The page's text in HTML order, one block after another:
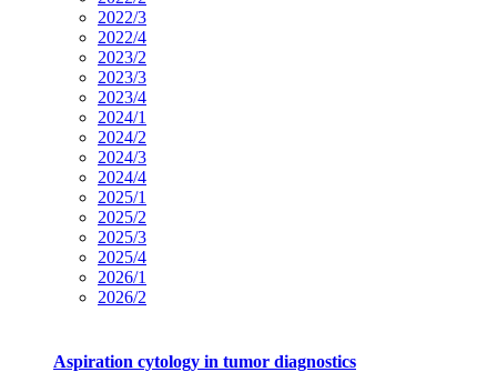
2022/3
2022/4
2023/2
2023/3
2023/4
2024/1
2024/2
2024/3
2024/4
2025/1
2025/2
2025/3
2025/4
2026/1
2026/2
Aspiration cytology in tumor diagnostics